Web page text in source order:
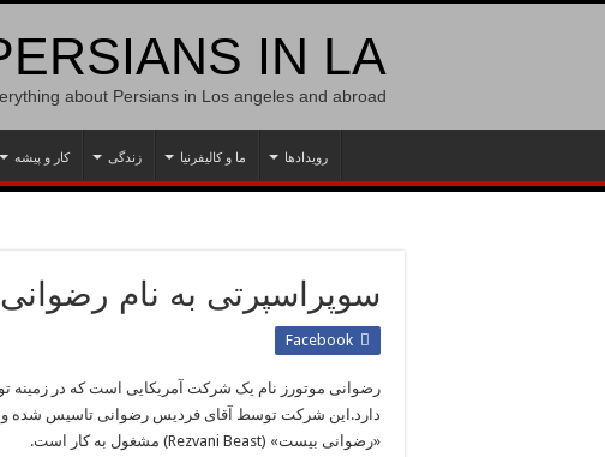
IN LA
about Persians in Los angeles and abroad
رویدادها ما و کالیفرنیا زندگی کار و پیشه
سوپراسپرتی به نام
Facebook
رضوانی موتورز نام یک شرکت آمریکایی است که در زمینه
دارد.این شرکت توسط آقای فردیس رضوانی تاسیس شده و
«رضوانی بیست» (Rezvani Beast) مشغول به کار است.